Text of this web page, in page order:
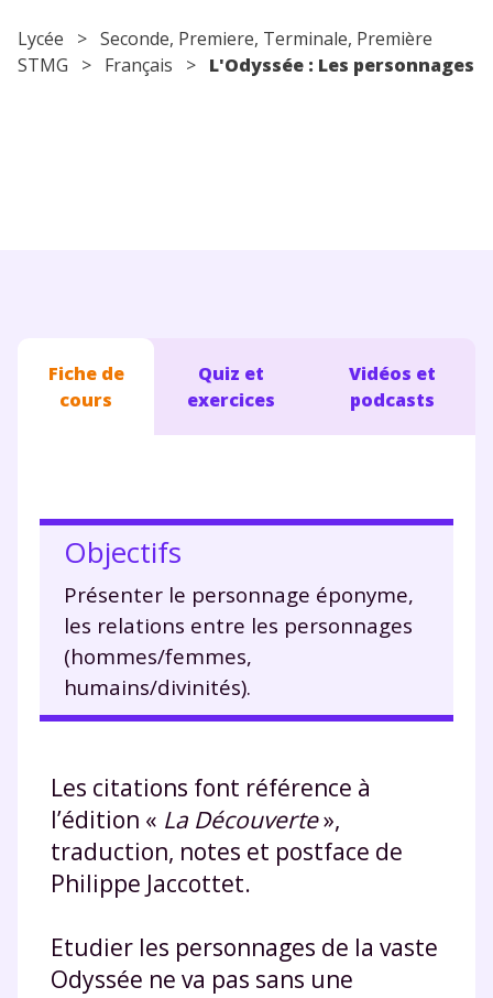
Lycée > Seconde, Premiere, Terminale, Première
STMG > Français > L'Odyssée : Les personnages
Fiche de
cours
Quiz et
exercices
Vidéos et
podcasts
Objectifs
Présenter le personnage éponyme,
les relations entre les personnages
(hommes/femmes,
humains/divinités).
Les citations font référence à
l’édition « La Découverte»,
traduction, notes et postface de
Philippe Jaccottet.
Etudier les personnages de la vaste
Odyssée ne va pas sans une